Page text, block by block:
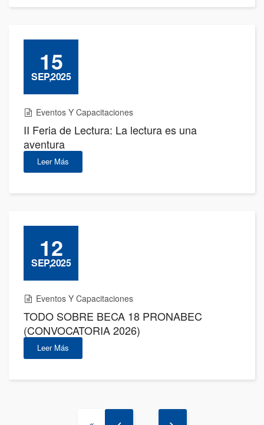
15
SEP,2025
Eventos Y Capacitaciones
II Feria de Lectura: La lectura es una
aventura
Leer Más
12
SEP,2025
Eventos Y Capacitaciones
TODO SOBRE BECA 18 PRONABEC
(CONVOCATORIA 2026)
Leer Más